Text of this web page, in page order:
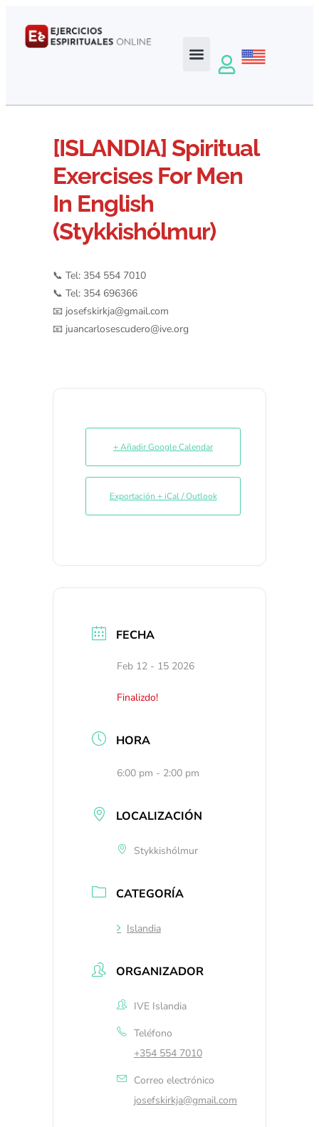
[ISLANDIA] Spiritual
Exercises For Men
In English
(Stykkishólmur)
📞 Tel: 354 554 7010
📞 Tel: 354 696366
📧 josefskirkja@gmail.com
📧 juancarlosescudero@ive.org
+ Añadir Google Calendar
Exportación + iCal / Outlook
FECHA
Feb 12 - 15 2026
Finalizdo!
HORA
6:00 pm - 2:00 pm
LOCALIZACIÓN
Stykkishólmur
CATEGORÍA
Islandia
ORGANIZADOR
IVE Islandia
Teléfono
+354 554 7010
Correo electrónico
josefskirkja@gmail.com